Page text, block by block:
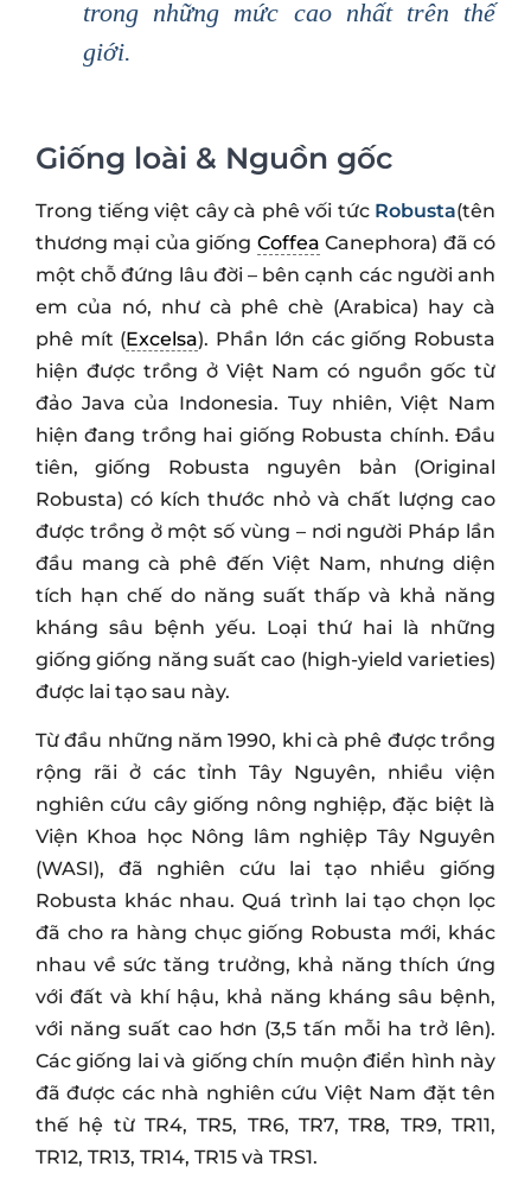
trong những mức cao nhất trên thế
giới.
Giống loài & Nguồn gốc
Trong tiếng việt cây cà phê vối tức Robusta(tên
thương mại của giống Coffea Canephora) đã có
một chỗ đứng lâu đời – bên cạnh các người anh
em của nó, như cà phê chè (Arabica) hay cà
phê mít (Excelsa). Phần lớn các giống Robusta
hiện được trồng ở Việt Nam có nguồn gốc từ
đảo Java của Indonesia. Tuy nhiên, Việt Nam
hiện đang trồng hai giống Robusta chính. Đầu
tiên, giống Robusta nguyên bản (Original
Robusta) có kích thước nhỏ và chất lượng cao
được trồng ở một số vùng – nơi người Pháp lần
đầu mang cà phê đến Việt Nam, nhưng diện
tích hạn chế do năng suất thấp và khả năng
kháng sâu bệnh yếu. Loại thứ hai là những
giống giống năng suất cao (high-yield varieties)
được lai tạo sau này.
Từ đầu những năm 1990, khi cà phê được trồng
rộng rãi ở các tỉnh Tây Nguyên, nhiều viện
nghiên cứu cây giống nông nghiệp, đặc biệt là
Viện Khoa học Nông lâm nghiệp Tây Nguyên
(WASI), đã nghiên cứu lai tạo nhiều giống
Robusta khác nhau. Quá trình lai tạo chọn lọc
đã cho ra hàng chục giống Robusta mới, khác
nhau về sức tăng trưởng, khả năng thích ứng
với đất và khí hậu, khả năng kháng sâu bệnh,
với năng suất cao hơn (3,5 tấn mỗi ha trở lên).
Các giống lai và giống chín muộn điển hình này
đã được các nhà nghiên cứu Việt Nam đặt tên
thế hệ từ TR4, TR5, TR6, TR7, TR8, TR9, TR11,
TR12, TR13, TR14, TR15 và TRS1.